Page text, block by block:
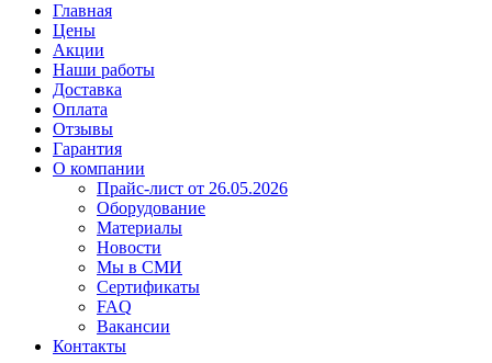
Главная
Цены
Акции
Наши работы
Доставка
Оплата
Отзывы
Гарантия
О компании
Прайс-лист от 26.05.2026
Оборудование
Материалы
Новости
Мы в СМИ
Сертификаты
FAQ
Вакансии
Контакты